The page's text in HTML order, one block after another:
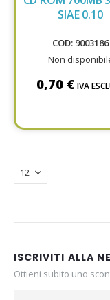
SIAE 0.10
COD: 9003186
Non
0,70 € IVA
ISCRIVITI ALLA
Ottieni subito uno